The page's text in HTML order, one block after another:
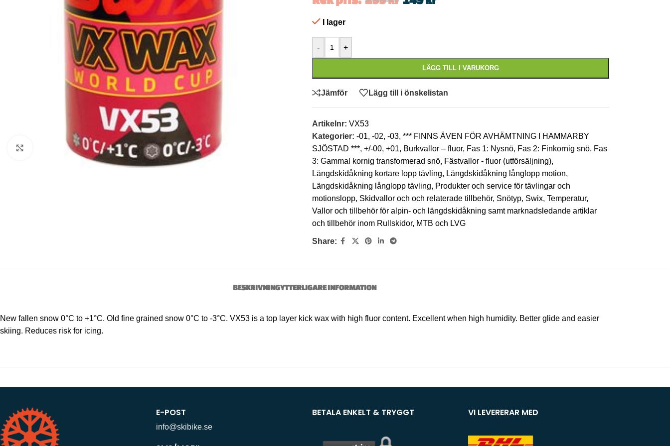
Click to enlarge
I lager
- +
LÄGG TILL I VARUKORG
Jämför Lägg till i önskelistan
Artikelnr: VX53
Kategorier: -01, -02, -03, *** FINNS ÄVEN FÖR AVHÄMTNING I HAMMARBY
SJÖSTAD ***, +/-00, +01, Burkvallor – fluor, Fas 1: Nysnö, Fas 2: Finkornig snö, Fas
3: Gammal kornig transformerad snö, Fästvallor - fluor (utförsäljning),
Längdskidåkning kortare lopp tävling, Längdskidåkning långlopp motion,
Längdskidåkning långlopp tävling, Produkter och service för tävlingar och
motionslopp, Skidvallor och och relaterade tillbehör, Snötyp, Swix, Temperatur,
Vallor och tillbehör för alpin- och längdskidåkning samt marknadsledande artiklar
och tillbehör inom Rullskidor, MTB och LVG
Share:
BESKRIVNINGYTTERLIGARE INFORMATION
New fallen snow 0°C to +1°C. Old fine grained snow 0°C to -3°C. VX53 is a top layer kick wax with high fluor content. Excellent when high humidity. Better glide and easier
skiing. Reduces risk for icing.
E-POST
info@skibike.se
BETALA ENKELT & TRYGGT VI LEVERERAR MED